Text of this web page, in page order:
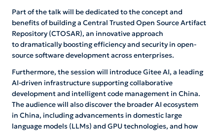
Part of the talk will be dedicated to the concept and
benefits of building a Central Trusted Open Source Artifact
Repository (CTOSAR), an innovative approach
to dramatically boosting efficiency and security in open-
source software development across enterprises.
Furthermore, the session will introduce Gitee AI, a leading
AI-driven infrastructure supporting collaborative
development and intelligent code management in China.
The audience will also discover the broader AI ecosystem
in China, including advancements in domestic large
language models (LLMs) and GPU technologies, and how